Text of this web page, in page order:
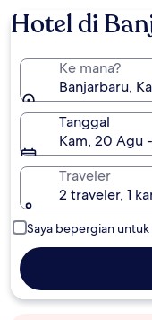
Hotel di
Ke mana?
Banjarbaru,
Tanggal
Kam, 20 Agu
Traveler
2 traveler, 1
Saya bepergian untuk